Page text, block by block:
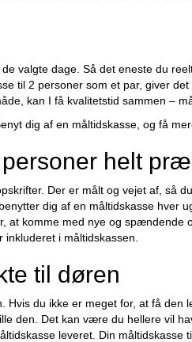
valgte dage. Så det eneste du
til 2 personer som et par, giver
kan I få kvalitetstid sammen –
dig af en måltidskasse, og få
helt
Der er målt og vejet af, så
dig af en måltidskasse hver
komme med nye og spændende
i måltidskassen.
til døren
du ikke er meget for, at få den
den. Det kan være du hellere vil
leveret. Din måltidskasse